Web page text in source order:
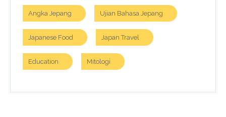
Angka Jepang Ujian Bahasa Jepang
Japanese Food Japan Travel
Education Mitologi